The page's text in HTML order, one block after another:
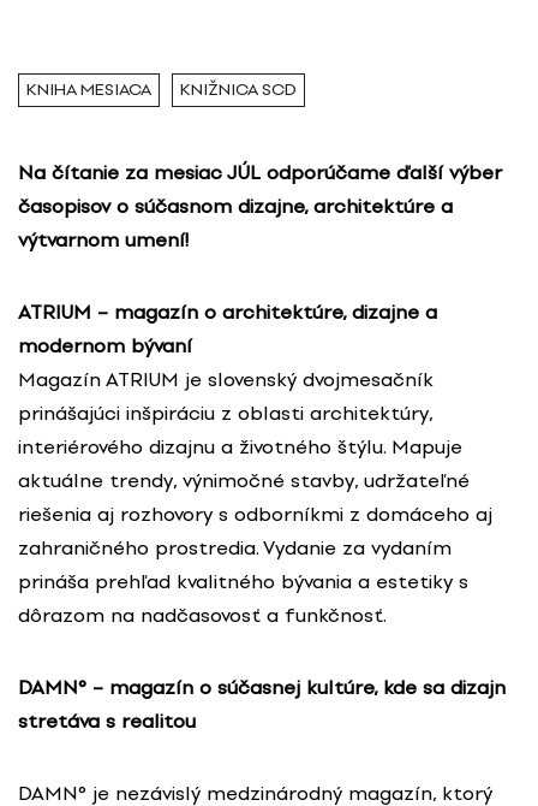
KNIHA MESIACA KNIŽNICA SCD
Na čítanie za mesiac JÚL odporúčame ďalší výber
časopisov o súčasnom dizajne, architektúre a
výtvarnom umení!
ATRIUM – magazín o architektúre, dizajne a
modernom bývaní
Magazín ATRIUM je slovenský dvojmesačník
prinášajúci inšpiráciu z oblasti architektúry,
interiérového dizajnu a životného štýlu. Mapuje
aktuálne trendy, výnimočné stavby, udržateľné
riešenia aj rozhovory s odborníkmi z domáceho aj
zahraničného prostredia. Vydanie za vydaním
prináša prehľad kvalitného bývania a estetiky s
dôrazom na nadčasovosť a funkčnosť.
DAMN° – magazín o súčasnej kultúre, kde sa dizajn
stretáva s realitou
DAMN° je nezávislý medzinárodný magazín, ktorý